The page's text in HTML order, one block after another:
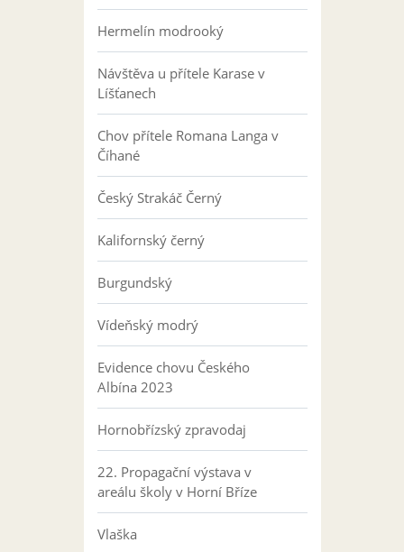
Hermelín modrooký
Návštěva u přítele Karase v
Líšťanech
Chov přítele Romana Langa v
Číhané
Český Strakáč Černý
Kalifornský černý
Burgundský
Vídeňský modrý
Evidence chovu Českého
Albína 2023
Hornobřízský zpravodaj
22. Propagační výstava v
areálu školy v Horní Bříze
Vlaška